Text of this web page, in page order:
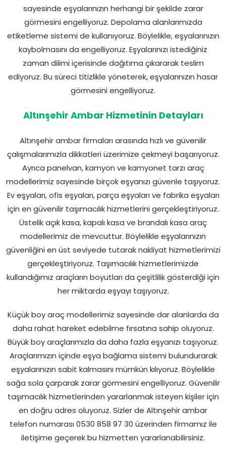
sayesinde eşyalarınızın herhangi bir şekilde zarar
görmesini engelliyoruz. Depolama alanlarımızda
etiketleme sistemi de kullanıyoruz. Böylelikle, eşyalarınızın
kaybolmasını da engelliyoruz. Eşyalarınızı istediğiniz
zaman dilimi içerisinde dağıtıma çıkararak teslim
ediyoruz. Bu süreci titizlikle yöneterek, eşyalarınızın hasar
görmesini engelliyoruz.
Altınşehir Ambar Hizmetinin Detayları
Altınşehir ambar firmaları arasında hızlı ve güvenilir
çalışmalarımızla dikkatleri üzerimize çekmeyi başarıyoruz.
Ayrıca panelvan, kamyon ve kamyonet tarzı araç
modellerimiz sayesinde birçok eşyanızı güvenle taşıyoruz.
Ev eşyaları, ofis eşyaları, parça eşyaları ve fabrika eşyaları
için en güvenilir taşımacılık hizmetlerini gerçekleştiriyoruz.
Üstelik açık kasa, kapalı kasa ve brandalı kasa araç
modellerimiz de mevcuttur. Böylelikle eşyalarınızın
güvenliğini en üst seviyede tutarak nakliyat hizmetlerimizi
gerçekleştiriyoruz. Taşımacılık hizmetlerimizde
kullandığımız araçların boyutları da çeşitlilik gösterdiği için
her miktarda eşyayı taşıyoruz.
Küçük boy araç modellerimiz sayesinde dar alanlarda da
daha rahat hareket edebilme fırsatına sahip oluyoruz.
Büyük boy araçlarımızla da daha fazla eşyanızı taşıyoruz.
Araçlarımızın içinde eşya bağlama sistemi bulundurarak
eşyalarınızın sabit kalmasını mümkün kılıyoruz. Böylelikle
sağa sola çarparak zarar görmesini engelliyoruz. Güvenilir
taşımacılık hizmetlerinden yararlanmak isteyen kişiler için
en doğru adres oluyoruz. Sizler de Altınşehir ambar
telefon numarası 0530 858 97 30 üzerinden firmamız ile
iletişime geçerek bu hizmetten yararlanabilirsiniz.